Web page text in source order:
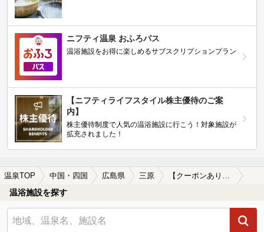
ニフティ温泉 おふろパス
温浴施設をお得に楽しめるサブスクリプションプラン
【ニフティライフスタイル株主優待のご案
内】
株主優待制度で人気の温浴施設に行こう！対象施設が
拡充されました！
温泉TOP 中国・四国 広島県 三原 【クーポンあり】三原(広島県)のサウナ施設おすすめ4選(2026年版)
温浴施設を探す